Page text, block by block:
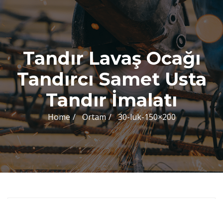
Tandır Lavaş Ocağı
Tandırcı Samet Usta
Tandır İmalatı
Home Ortam 30-luk-150×200